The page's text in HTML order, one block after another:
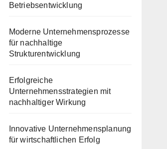
Betriebsentwicklung
Moderne Unternehmensprozesse
für nachhaltige
Strukturentwicklung
Erfolgreiche
Unternehmensstrategien mit
nachhaltiger Wirkung
Innovative Unternehmensplanung
für wirtschaftlichen Erfolg